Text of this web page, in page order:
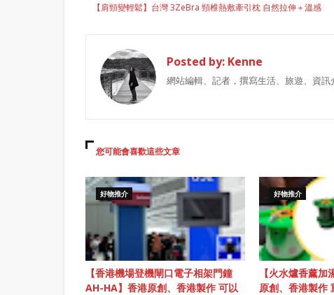
【肩頸變輕鬆】台灣 3ZeBra 頸椎熱敷牽引枕 自然拉伸＋溫感
Posted by: Kenne
網站編輯、記者，撰寫生活、旅遊、資
您可能會喜歡這些文章
好物推介
【香港機場登機閘口電子相架門鐘
AH-HA】香港原創、香港製作 可以
好物推介
【火水爐香薰
原創、香港製作